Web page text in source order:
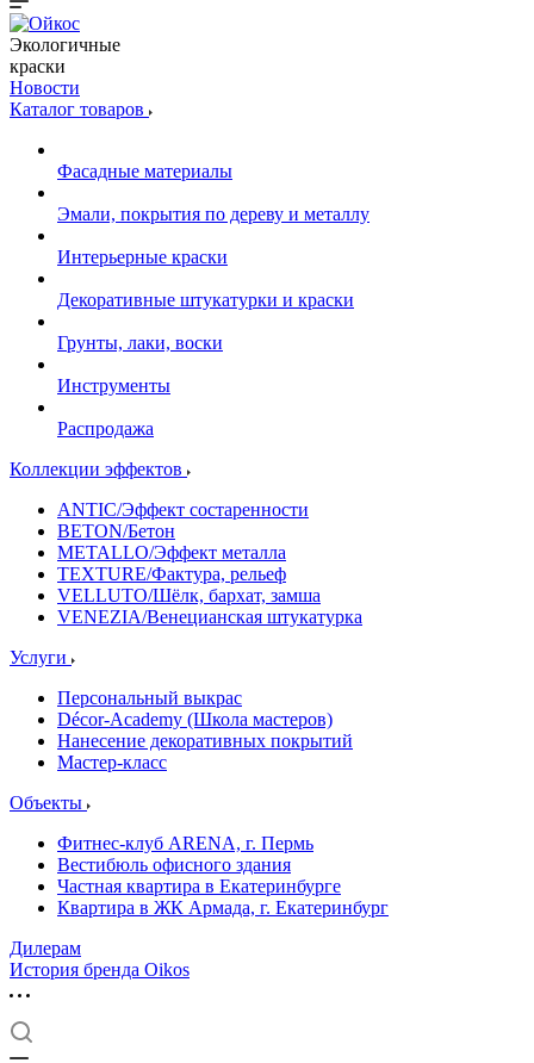
Экологичные
краски
Новости
Каталог товаров
Фасадные материалы
Эмали, покрытия по дереву и металлу
Интерьерные краски
Декоративные штукатурки и краски
Грунты, лаки, воски
Инструменты
Распродажа
Коллекции эффектов
ANTIC/Эффект состаренности
BETON/Бетон
METALLO/Эффект металла
TEXTURE/Фактура, рельеф
VELLUTO/Шёлк, бархат, замша
VENEZIA/Венецианская штукатурка
Услуги
Персональный выкрас
Décor-Academy (Школа мастеров)
Нанесение декоративных покрытий
Мастер-класс
Объекты
Фитнес-клуб ARENA, г. Пермь
Вестибюль офисного здания
Частная квартира в Екатеринбурге
Квартира в ЖК Армада, г. Екатеринбург
Дилерам
История бренда Oikos